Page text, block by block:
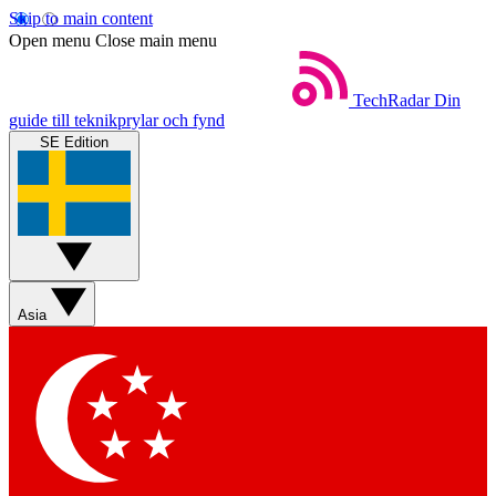
Skip to main content
Open menu Close main menu
TechRadar Din
guide till teknikprylar och fynd
SE Edition
Asia